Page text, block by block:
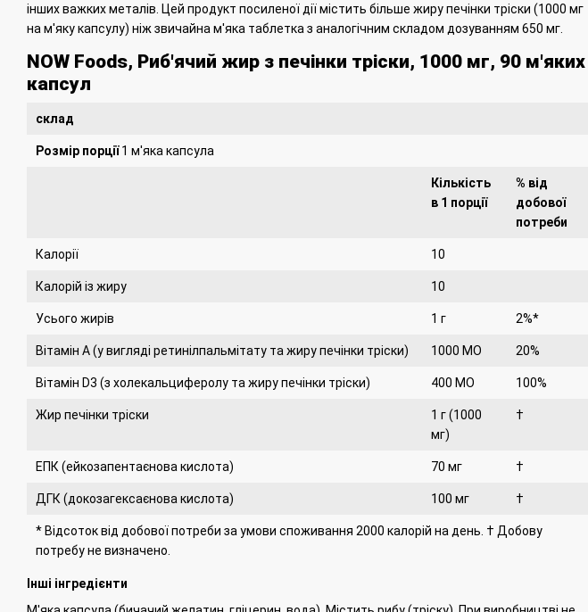
інших важких металів. Цей продукт посиленої дії містить більше жиру печінки тріски (1000 мг
на м'яку капсулу) ніж звичайна м'яка таблетка з аналогічним складом дозуванням 650 мг.
NOW Foods, Риб'ячий жир з печінки тріски, 1000 мг, 90 м'яких
капсул
склад
Розмір порції1 м'яка капсула
Кількість
в 1 порції
% від
добової
потреби
Калорії 10
Калорій із жиру 10
Усього жирів 1 г 2%*
Вітамін A (у вигляді ретинілпальмітату та жиру печінки тріски) 1000 МО 20%
Вітамін D3 (з холекальциферолу та жиру печінки тріски) 400 МО 100%
Жир печінки тріски
1 г (1000
мг)
†
ЕПК (ейкозапентаєнова кислота) 70 мг †
ДГК (докозагексаєнова кислота) 100 мг †
* Відсоток від добової потреби за умови споживання 2000 калорій на день. † Добову
потребу не визначено.
Інші інгредієнти